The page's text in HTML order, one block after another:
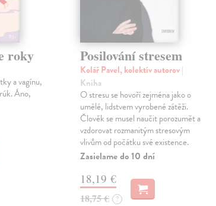
roky
a vagínu,
Áno,
Posilování stresem
Kolář Pavel, kolektív autorov|
Kniha
O stresu se hovoří zejména jako o
umělé, lidstvem vyrobené zátěži.
Člověk se musel naučit porozumět a
vzdorovat rozmanitým stresovým
vlivům od počátku své existence.
Zasielame do 10 dní
18,19 €
18,75 € ?